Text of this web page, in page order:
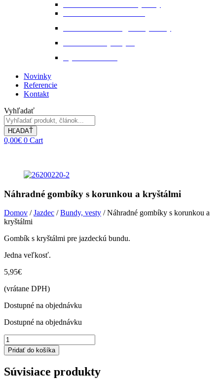
Novinky
Referencie
Kontakt
Vyhľadať
HĽADAŤ
0,00€ 0 Cart
Náhradné gombíky s korunkou a kryštálmi
Domov /Jazdec /Bundy, vesty / Náhradné gombíky s korunkou a
kryštálmi
Gombík s kryštálmi pre jazdeckú bundu.
Jedna veľkosť.
5,95€
(vrátane DPH)
Dostupné na objednávku
Dostupné na objednávku
množstvo
Náhradné
gombíky
korunkou
Pridať do košíka
Súvisiace produkty